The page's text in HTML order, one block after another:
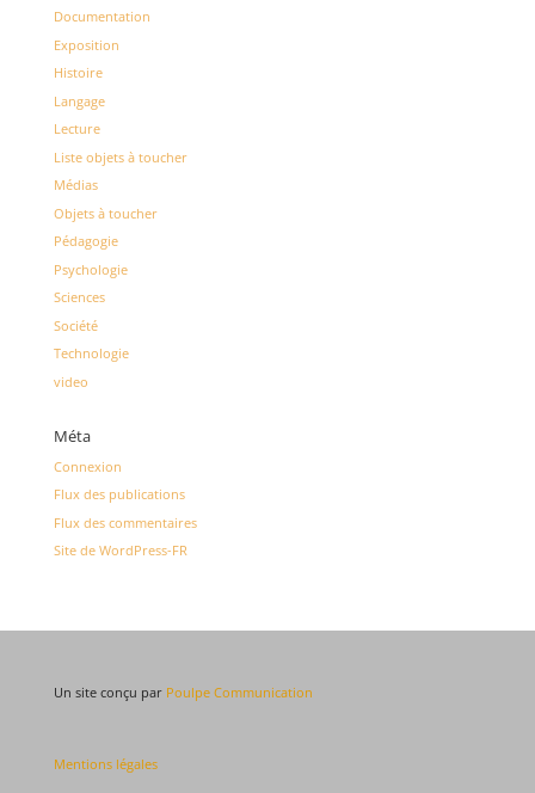
Documentation
Exposition
Histoire
Langage
Lecture
Liste objets à toucher
Médias
Objets à toucher
Pédagogie
Psychologie
Sciences
Société
Technologie
video
Méta
Connexion
Flux des publications
Flux des commentaires
Site de WordPress-FR
Un site conçu par Poulpe Communication
Mentions légales